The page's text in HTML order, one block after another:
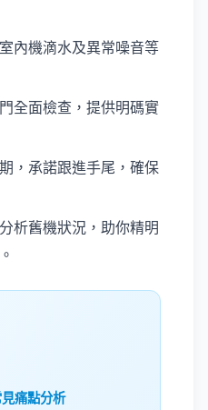
內機滴水及異常噪音等
全面檢查，提供明碼實
，承諾跟進手尾，確保
析舊機狀況，助你精明
痛點分析